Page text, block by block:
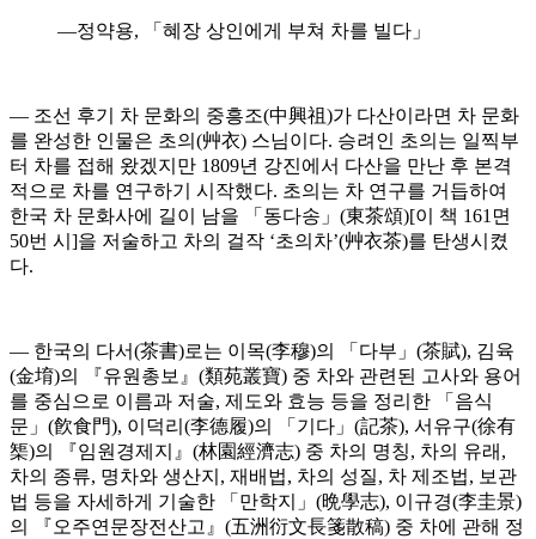
―정약용, 「혜장 상인에게 부쳐 차를 빌다」
― 조선 후기 차 문화의 중흥조(中興祖)가 다산이라면 차 문화
를 완성한 인물은 초의(艸衣) 스님이다. 승려인 초의는 일찍부
터 차를 접해 왔겠지만 1809년 강진에서 다산을 만난 후 본격
적으로 차를 연구하기 시작했다. 초의는 차 연구를 거듭하여
한국 차 문화사에 길이 남을 「동다송」(東茶頌)[이 책 161면
50번 시]을 저술하고 차의 걸작 ‘초의차’(艸衣茶)를 탄생시켰
다.
― 한국의 다서(茶書)로는 이목(李穆)의 「다부」(茶賦), 김육
(金堉)의 『유원총보』(類苑叢寶) 중 차와 관련된 고사와 용어
를 중심으로 이름과 저술, 제도와 효능 등을 정리한 「음식
문」(飮食門), 이덕리(李德履)의 「기다」(記茶), 서유구(徐有
榘)의 『임원경제지』(林園經濟志) 중 차의 명칭, 차의 유래,
차의 종류, 명차와 생산지, 재배법, 차의 성질, 차 제조법, 보관
법 등을 자세하게 기술한 「만학지」(晩學志), 이규경(李圭景)
의 『오주연문장전산고』(五洲衍文長箋散稿) 중 차에 관해 정